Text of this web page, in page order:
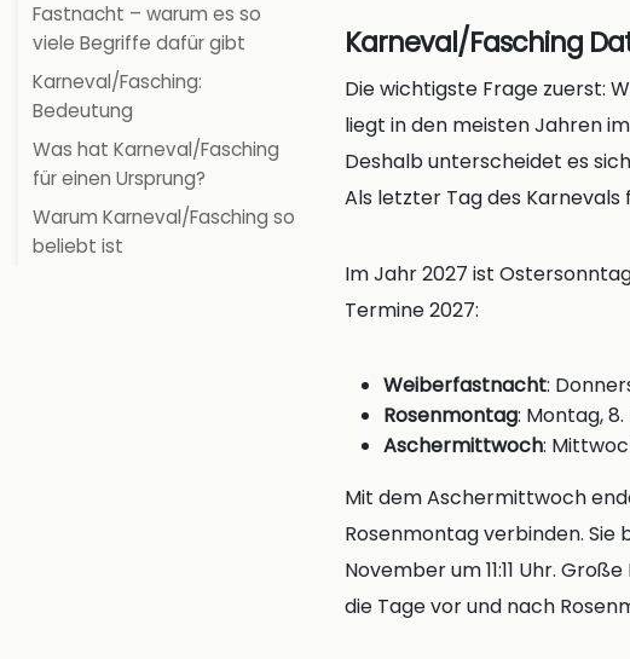
Fastnacht – warum es so
viele Begriffe dafür gibt
Karneval/Fasching:
Bedeutung
Was hat Karneval/Fasching
für einen Ursprung?
Warum Karneval/Fasching so
beliebt ist
Karneval/Fasching
Die wichtigste Frage zuerst:
liegt in den meisten Jahren
Deshalb unterscheidet es
Als letzter Tag des
Im Jahr 2027 ist
Termine 2027:
Weiberfastnacht:
Rosenmontag: Montag,
Aschermittwoch:
Mit dem Aschermittwoch
Rosenmontag verbinden. Sie
November um 11:11 Uhr.
die Tage vor und nach